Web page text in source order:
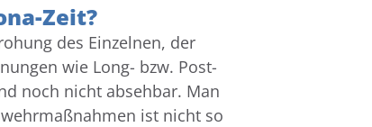
Zeit?
des Einzelnen, der
wie Long- bzw. Post-
noch nicht absehbar. Man
ist nicht so